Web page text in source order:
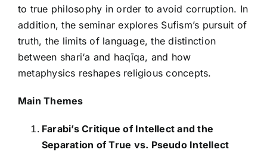
to true philosophy in order to avoid corruption. In
addition, the seminar explores Sufism’s pursuit of
truth, the limits of language, the distinction
between shari‘a and haqīqa, and how
metaphysics reshapes religious concepts.
Main Themes
Farabi’s Critique of Intellect and the
Separation of True vs. Pseudo Intellect